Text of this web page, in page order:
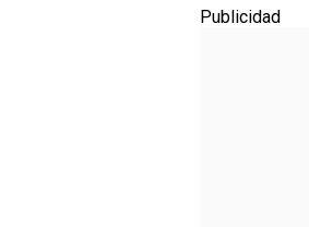
Publicidad